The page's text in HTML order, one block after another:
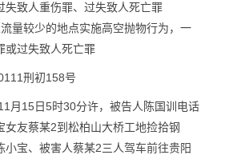
失致人重伤罪、过失致人死亡罪
量较少的地点实施高空抛物行为，一
或过失致人死亡罪
刑初158号
月15日5时30分许，被告人陈国训电话
女友蔡某2到松柏山大桥工地捡拾钢
小宝、被害人蔡某2三人驾车前往贵阳